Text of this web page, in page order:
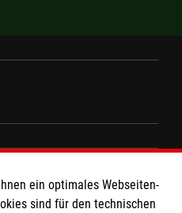
ein optimales Webseiten-
sind für den technischen